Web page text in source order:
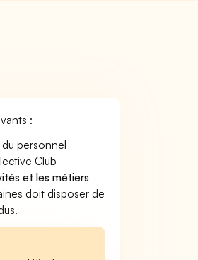
:
personnel
Club
et les métiers
doit disposer de